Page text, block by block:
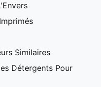
Similaires
Détergents Pour